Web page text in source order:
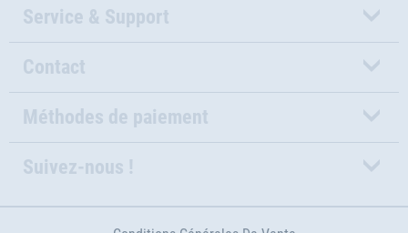
Service & Support
Contact
Méthodes de paiement
Suivez-nous !